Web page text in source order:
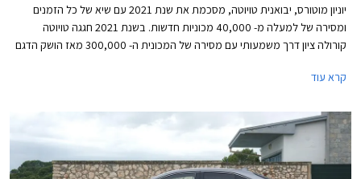
יוניון מוטורס, יבואנית טויוטה, מסכמת את שנת 2021 עם שיא של כל הזמנים
ומסירה של למעלה מ- 40,000 מכוניות חדשות. בשנת 2021 חגגה טויוטה
קורולה ציון דרך משמעותי עם מסירה של המכונית ה- 300,000 מאז הושק הדגם
קרא עוד